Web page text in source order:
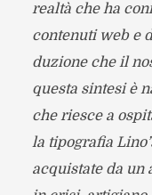
realtà che ha
con­te­nuti web e
du­zione che il
que­sta sin­tesi è
che rie­sce a
la tipo­gra­fia
acqui­state da un